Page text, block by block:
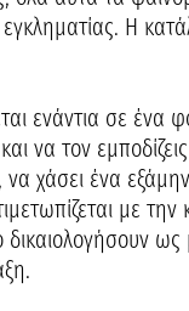
εγκληματίας. Η
ενάντια σε ένα
να τον
χάσει ένα
με την
δικαιολογήσουν